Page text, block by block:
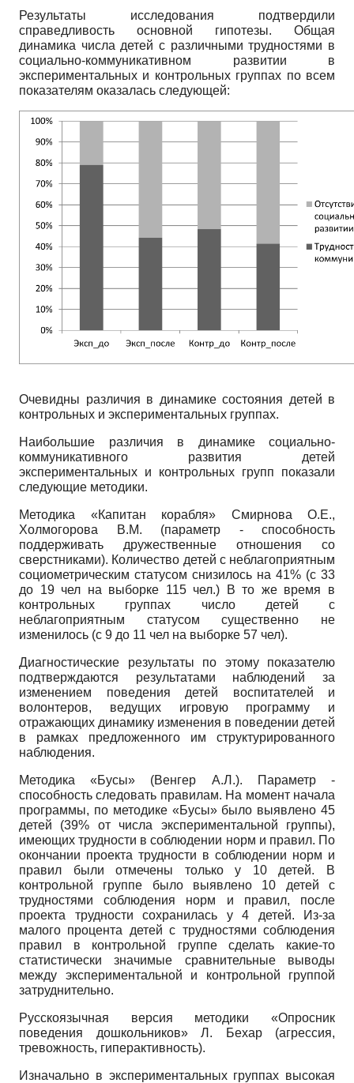
Результаты исследования подтвердили
справедливость основной гипотезы. Общая
динамика числа детей с различными трудностями в
социально-коммуникативном развитии в
экспериментальных и контрольных группах по всем
показателям оказалась следующей:
Очевидны различия в динамике состояния детей в
контрольных и экспериментальных группах.
Наибольшие различия в динамике социально-
коммуникативного развития детей
экспериментальных и контрольных групп показали
следующие методики.
Методика «Капитан корабля» Смирнова О.Е.,
Холмогорова В.М. (параметр - способность
поддерживать дружественные отношения со
сверстниками). Количество детей с неблагоприятным
социометрическим статусом снизилось на 41% (с 33
до 19 чел на выборке 115 чел.) В то же время в
контрольных группах число детей с
неблагоприятным статусом существенно не
изменилось (с 9 до 11 чел на выборке 57 чел).
Диагностические результаты по этому показателю
подтверждаются результатами наблюдений за
изменением поведения детей воспитателей и
волонтеров, ведущих игровую программу и
отражающих динамику изменения в поведении детей
в рамках предложенного им структурированного
наблюдения.
Методика «Бусы» (Венгер А.Л.). Параметр -
способность следовать правилам. На момент начала
программы, по методике «Бусы» было выявлено 45
детей (39% от числа экспериментальной группы),
имеющих трудности в соблюдении норм и правил. По
окончании проекта трудности в соблюдении норм и
правил были отмечены только у 10 детей. В
контрольной группе было выявлено 10 детей с
трудностями соблюдения норм и правил, после
проекта трудности сохранилась у 4 детей. Из-за
малого процента детей с трудностями соблюдения
правил в контрольной группе сделать какие-то
статистически значимые сравнительные выводы
между экспериментальной и контрольной группой
затруднительно.
Русскоязычная версия методики «Опросник
поведения дошкольников» Л. Бехар (агрессия,
тревожность, гиперактивность).
Изначально в экспериментальных группах высокая